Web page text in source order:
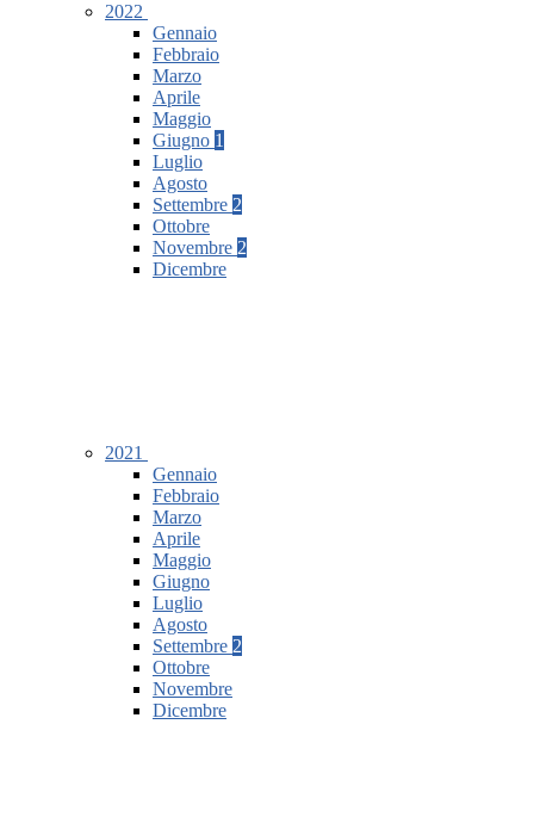
2022
Gennaio
Febbraio
Marzo
Aprile
Maggio
Giugno 1
Luglio
Agosto
Settembre 2
Ottobre
Novembre 2
Dicembre
2021
Gennaio
Febbraio
Marzo
Aprile
Maggio
Giugno
Luglio
Agosto
Settembre 2
Ottobre
Novembre
Dicembre